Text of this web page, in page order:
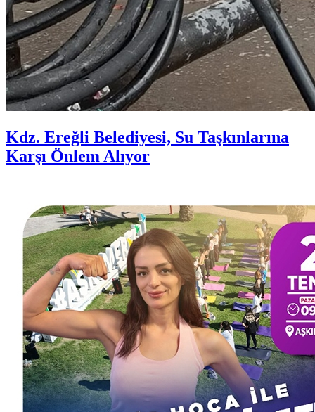
Kdz. Ereğli Belediyesi, Su Taşkınlarına
Karşı Önlem Alıyor